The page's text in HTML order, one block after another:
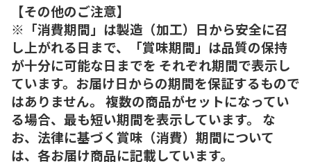
【その他のご注意】
※「消費期間」は製造（加工）日から安全に召
し上がれる日まで、「賞味期間」は品質の保持
が十分に可能な日までを それぞれ期間で表示し
ています。お届け日からの期間を保証するもので
はありません。 複数の商品がセットになってい
る場合、最も短い期間を表示しています。 な
お、法律に基づく賞味（消費）期間について
は、各お届け商品に記載しています。